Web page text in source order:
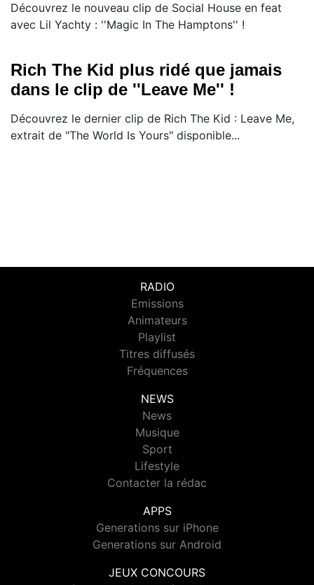
Découvrez le nouveau clip de Social House en feat
avec Lil Yachty : ''Magic In The Hamptons'' !
Rich The Kid plus ridé que jamais
dans le clip de ''Leave Me'' !
Découvrez le dernier clip de Rich The Kid : Leave Me,
extrait de "The World Is Yours" disponible...
RADIO
Emissions
Animateurs
Playlist
Titres diffusés
Fréquences
NEWS
News
Musique
Sport
Lifestyle
Contacter la rédac
APPS
Generations sur iPhone
Generations sur Android
JEUX CONCOURS